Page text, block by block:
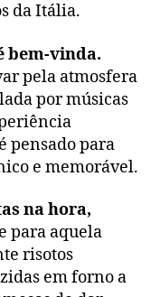
da Itália.
bem-vinda.
pela atmosfera
por músicas
pensado para
e memorável.
na hora,
para aquela
risotos
em forno a